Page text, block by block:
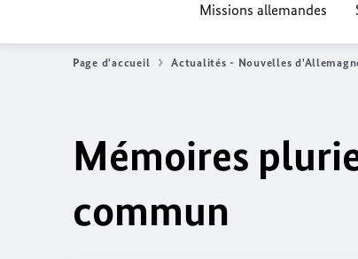
Missions allemandes
Page d'accueil Actualités - Nouvelles
Mémoires
commun